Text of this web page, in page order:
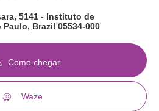
5141 - Instituto de
Paulo, Brazil 05534-000
Como chegar
Waze